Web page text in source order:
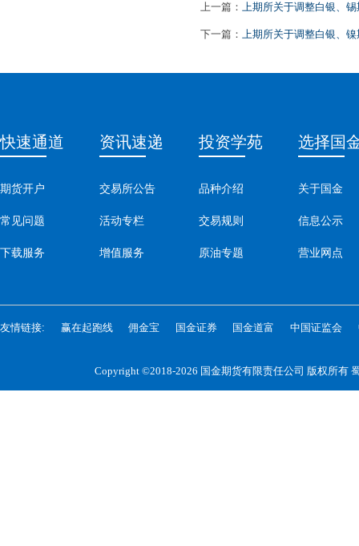
上一篇： 上期所关于调整白银、
下一篇： 上期所关于调整白银、
快速通道
期货开户
常见问题
下载服务
资讯速递
交易所公告
活动专栏
增值服务
投资学苑
品种介绍
交易规则
原油专题
选择国
关于国金
信息公示
营业网点
友情链接: 赢在起跑线 佣金宝 国金证券 国金道富 中国证监会
Copyright ©2018-2026 国金期货有限责任公司 版权所有